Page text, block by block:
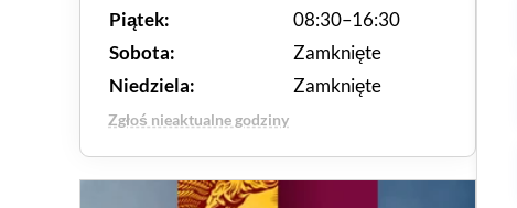
Piątek:
08:30–16:30
Sobota:
Zamknięte
Niedziela:
Zamknięte
Zgłoś nieaktualne godziny